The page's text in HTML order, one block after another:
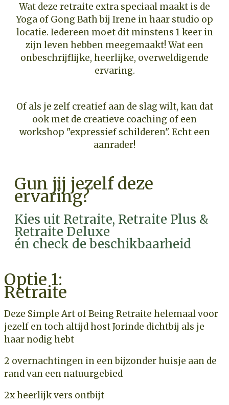
Wat deze retraite extra speciaal maakt is de
Yoga of Gong Bath bij Irene in haar studio op
locatie. Iedereen moet dit minstens 1 keer in
zijn leven hebben meegemaakt! Wat een
onbeschrijflijke, heerlijke, overweldigende
ervaring.
Of als je zelf creatief aan de slag wilt, kan dat
ook met de creatieve coaching of een
workshop "expressief schilderen". Echt een
aanrader!
Gun jij jezelf deze
ervaring?
Kies uit Retraite, Retraite Plus &
Retraite Deluxe
én check de beschikbaarheid
Optie 1:
Retraite
Deze Simple Art of Being Retraite helemaal voor
jezelf en toch altijd host Jorinde dichtbij als je
haar nodig hebt
2 overnachtingen in een bijzonder huisje aan de
rand van een natuurgebied
2x heerlijk vers ontbijt